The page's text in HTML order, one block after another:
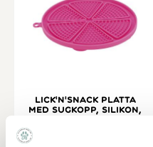
Lick'n'Snack platta
med sugkopp, silikon,